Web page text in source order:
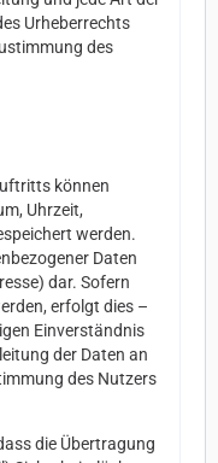
Urheberrechts
des
können
Uhrzeit,
werden.
Daten
dar. Sofern
erfolgt dies –
Einverständnis
der Daten an
des Nutzers
die Übertragung